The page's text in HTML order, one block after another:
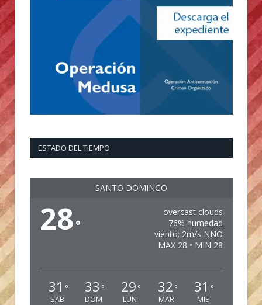
ESTADO DEL TIEMPO
SANTO DOMINGO
28°
overcast clouds
76% humedad
viento: 2m/s NNO
MAX 28 • MIN 28
31 °
SAB
33 °
DOM
29 °
LUN
32 °
MAR
31 °
MIE